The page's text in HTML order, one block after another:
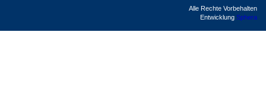
Alle Rechte Vorbehalten
Entwicklung Sphera